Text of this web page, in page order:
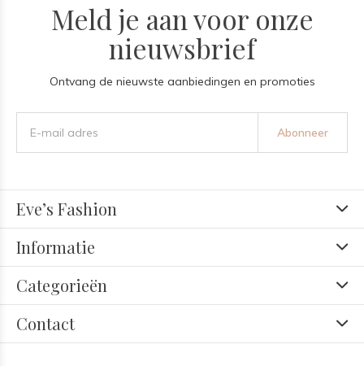
Meld je aan voor onze
nieuwsbrief
Ontvang de nieuwste aanbiedingen en promoties
Abonneer
Eve’s Fashion
Informatie
Categorieën
Contact